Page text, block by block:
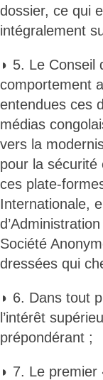
dossier, ce qui
intégralement
◗ 5. Le Conseil
comportement
entendues ces
médias
vers la
pour la
ces plate-
Internationale,
Société
dressées qui
◗ 6. Dans tout
l’intérêt
prépondérant ;
◗ 7. Le